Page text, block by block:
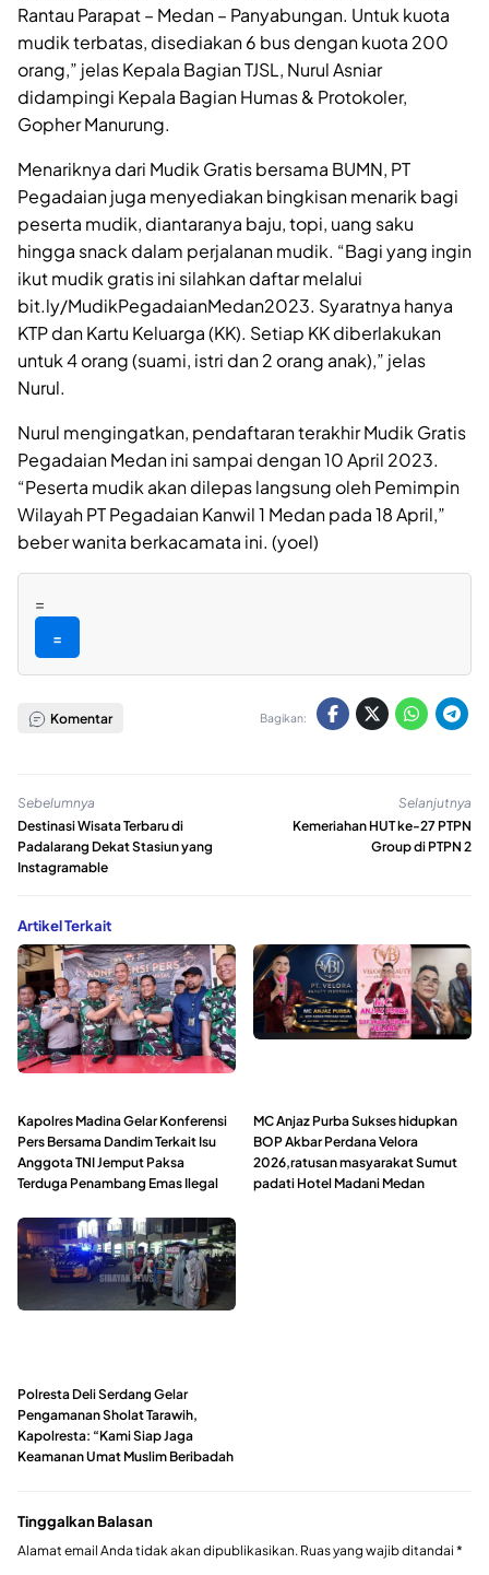
Rantau Parapat – Medan – Panyabungan. Untuk kuota
mudik terbatas, disediakan 6 bus dengan kuota 200
orang,” jelas Kepala Bagian TJSL, Nurul Asniar
didampingi Kepala Bagian Humas & Protokoler,
Gopher Manurung.
Menariknya dari Mudik Gratis bersama BUMN, PT
Pegadaian juga menyediakan bingkisan menarik bagi
peserta mudik, diantaranya baju, topi, uang saku
hingga snack dalam perjalanan mudik. “Bagi yang ingin
ikut mudik gratis ini silahkan daftar melalui
bit.ly/MudikPegadaianMedan2023. Syaratnya hanya
KTP dan Kartu Keluarga (KK). Setiap KK diberlakukan
untuk 4 orang (suami, istri dan 2 orang anak),” jelas
Nurul.
Nurul mengingatkan, pendaftaran terakhir Mudik Gratis
Pegadaian Medan ini sampai dengan 10 April 2023.
“Peserta mudik akan dilepas langsung oleh Pemimpin
Wilayah PT Pegadaian Kanwil 1 Medan pada 18 April,”
beber wanita berkacamata ini. (yoel)
=
=
Komentar Bagikan:
Sebelumnya
Destinasi Wisata Terbaru di
Padalarang Dekat Stasiun yang
Instagramable
Selanjutnya
Kemeriahan HUT ke-27 PTPN
Group di PTPN 2
Artikel Terkait
Kapolres Madina Gelar Konferensi
Pers Bersama Dandim Terkait Isu
Anggota TNI Jemput Paksa
Terduga Penambang Emas Ilegal
MC Anjaz Purba Sukses hidupkan
BOP Akbar Perdana Velora
2026,ratusan masyarakat Sumut
padati Hotel Madani Medan
Polresta Deli Serdang Gelar
Pengamanan Sholat Tarawih,
Kapolresta: “Kami Siap Jaga
Keamanan Umat Muslim Beribadah
Tinggalkan Balasan
Alamat email Anda tidak akan dipublikasikan. Ruas yang wajib ditandai *